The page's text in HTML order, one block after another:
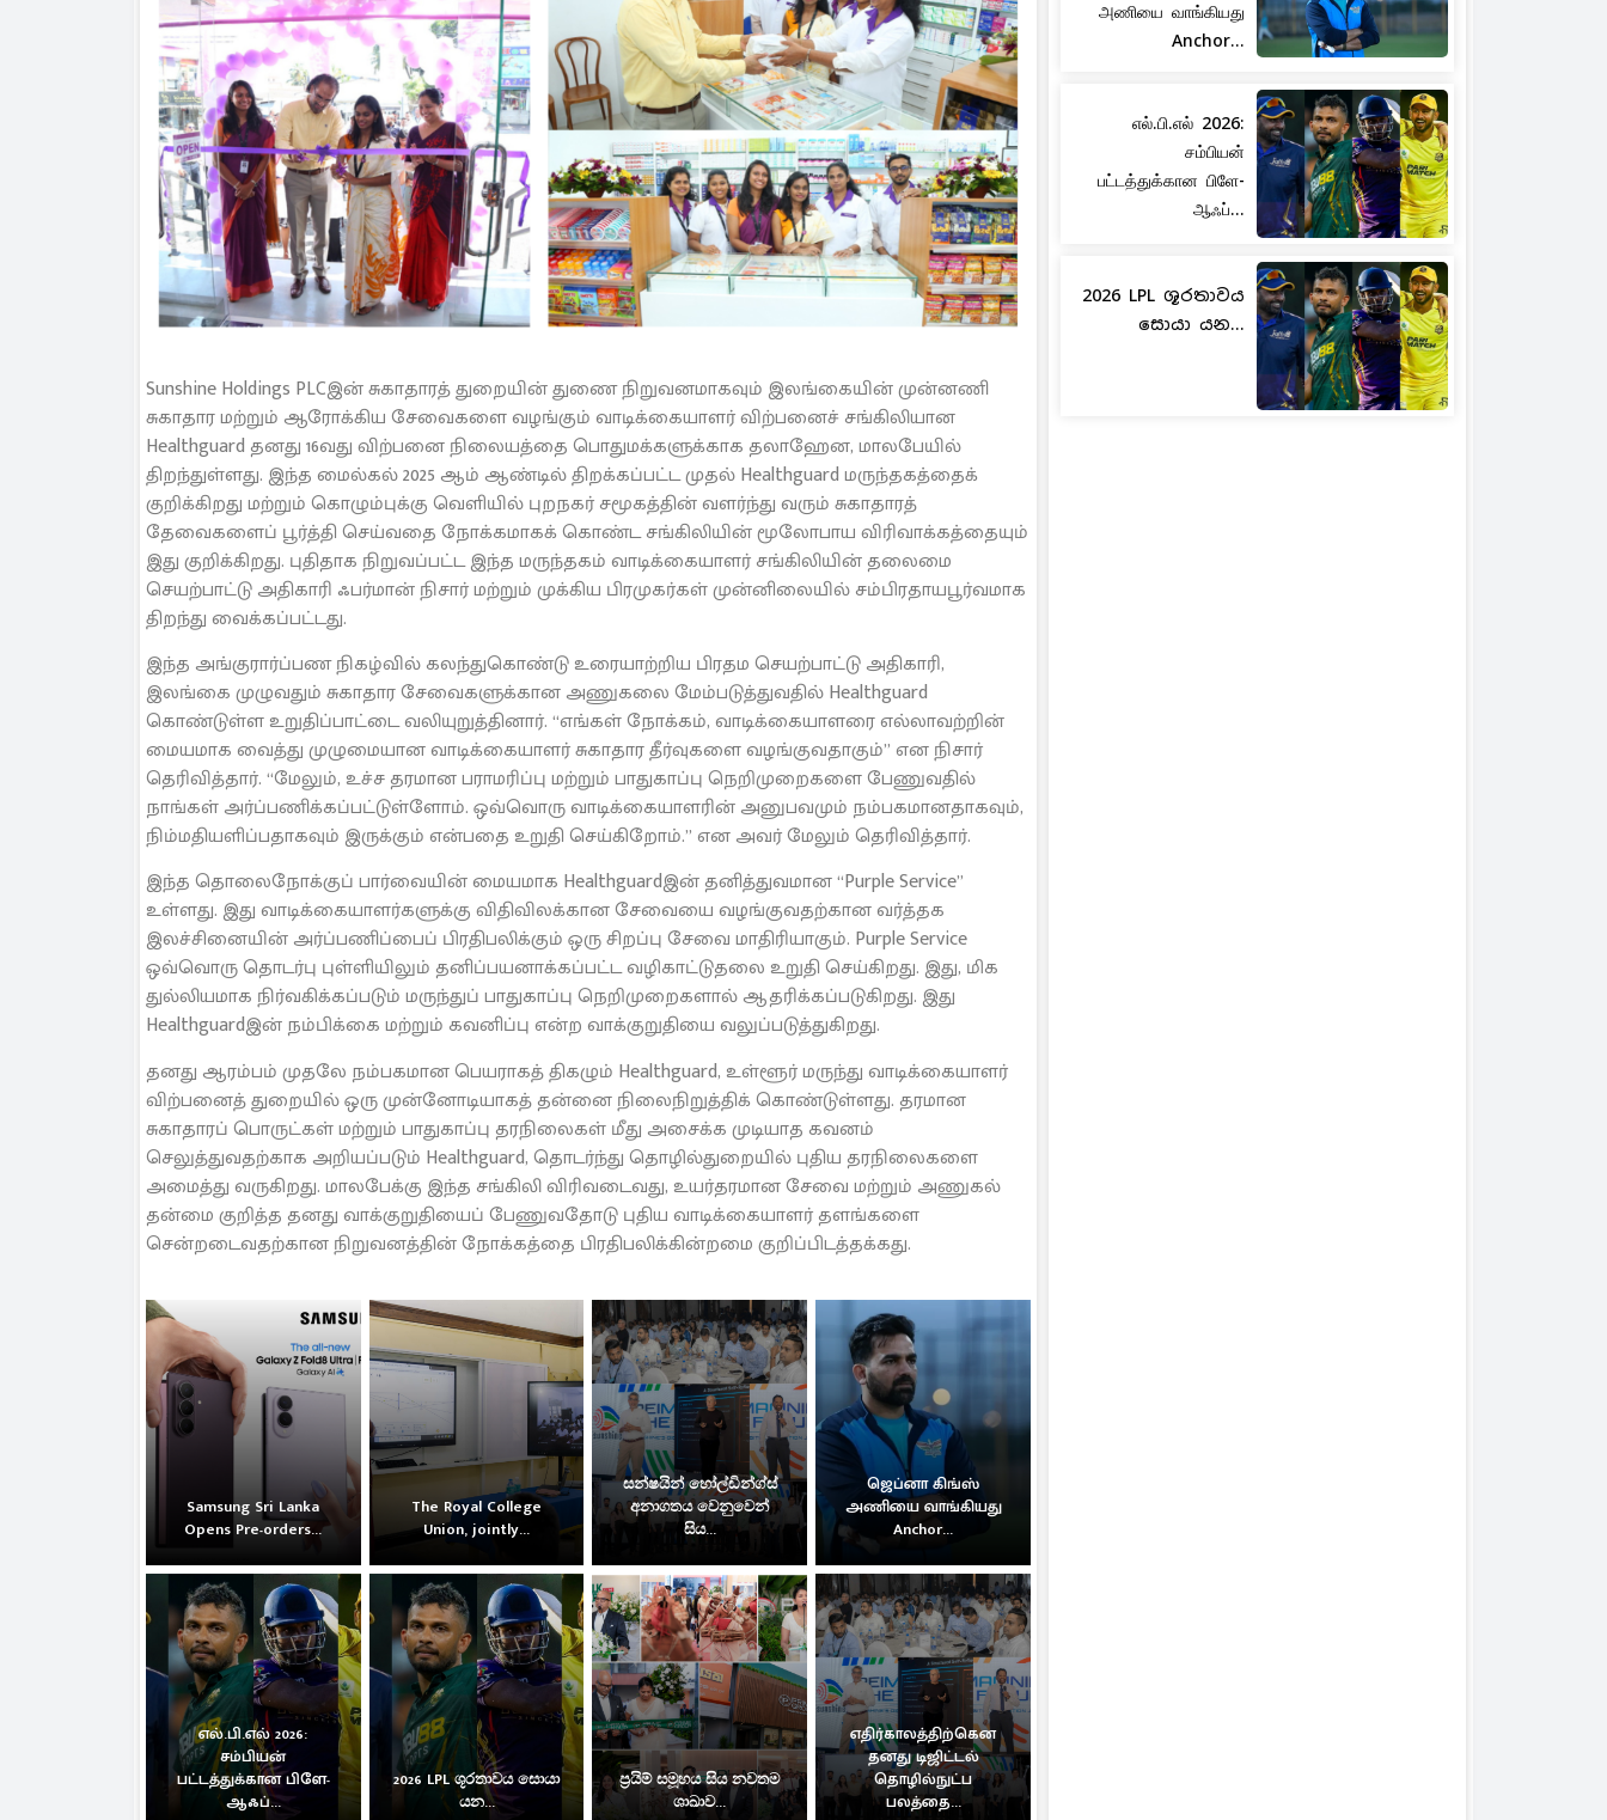
Sunshine Holdings PLCஇன் சுகாதாரத் துறையின் துணை நிறுவனமாகவும் இலங்கையின் முன்னணி
சுகாதார மற்றும் ஆரோக்கிய சேவைகளை வழங்கும் வாடிக்கையாளர் விற்பனைச் சங்கிலியான
Healthguard தனது 16வது விற்பனை நிலையத்தை பொதுமக்களுக்காக தலாஹேன, மாலபேயில்
திறந்துள்ளது. இந்த மைல்கல் 2025 ஆம் ஆண்டில் திறக்கப்பட்ட முதல் Healthguard மருந்தகத்தைக்
குறிக்கிறது மற்றும் கொழும்புக்கு வெளியில் புறநகர் சமூகத்தின் வளர்ந்து வரும் சுகாதாரத்
தேவைகளைப் பூர்த்தி செய்வதை நோக்கமாகக் கொண்ட சங்கிலியின் மூலோபாய விரிவாக்கத்தையும்
இது குறிக்கிறது. புதிதாக நிறுவப்பட்ட இந்த மருந்தகம் வாடிக்கையாளர் சங்கிலியின் தலைமை
செயற்பாட்டு அதிகாரி ஃபர்மான் நிசார் மற்றும் முக்கிய பிரமுகர்கள் முன்னிலையில் சம்பிரதாயபூர்வமாக
திறந்து வைக்கப்பட்டது.
இந்த அங்குரார்ப்பண நிகழ்வில் கலந்துகொண்டு உரையாற்றிய பிரதம செயற்பாட்டு அதிகாரி,
இலங்கை முழுவதும் சுகாதார சேவைகளுக்கான அணுகலை மேம்படுத்துவதில் Healthguard
கொண்டுள்ள உறுதிப்பாட்டை வலியுறுத்தினார். “எங்கள் நோக்கம், வாடிக்கையாளரை எல்லாவற்றின்
மையமாக வைத்து முழுமையான வாடிக்கையாளர் சுகாதார தீர்வுகளை வழங்குவதாகும்” என நிசார்
தெரிவித்தார். “மேலும், உச்ச தரமான பராமரிப்பு மற்றும் பாதுகாப்பு நெறிமுறைகளை பேணுவதில்
நாங்கள் அர்ப்பணிக்கப்பட்டுள்ளோம். ஒவ்வொரு வாடிக்கையாளரின் அனுபவமும் நம்பகமானதாகவும்,
நிம்மதியளிப்பதாகவும் இருக்கும் என்பதை உறுதி செய்கிறோம்.” என அவர் மேலும் தெரிவித்தார்.
இந்த தொலைநோக்குப் பார்வையின் மையமாக Healthguardஇன் தனித்துவமான “Purple Service”
உள்ளது. இது வாடிக்கையாளர்களுக்கு விதிவிலக்கான சேவையை வழங்குவதற்கான வர்த்தக
இலச்சினையின் அர்ப்பணிப்பைப் பிரதிபலிக்கும் ஒரு சிறப்பு சேவை மாதிரியாகும். Purple Service
ஒவ்வொரு தொடர்பு புள்ளியிலும் தனிப்பயனாக்கப்பட்ட வழிகாட்டுதலை உறுதி செய்கிறது. இது, மிக
துல்லியமாக நிர்வகிக்கப்படும் மருந்துப் பாதுகாப்பு நெறிமுறைகளால் ஆதரிக்கப்படுகிறது. இது
Healthguardஇன் நம்பிக்கை மற்றும் கவனிப்பு என்ற வாக்குறுதியை வலுப்படுத்துகிறது.
தனது ஆரம்பம் முதலே நம்பகமான பெயராகத் திகழும் Healthguard, உள்ளூர் மருந்து வாடிக்கையாளர்
விற்பனைத் துறையில் ஒரு முன்னோடியாகத் தன்னை நிலைநிறுத்திக் கொண்டுள்ளது. தரமான
சுகாதாரப் பொருட்கள் மற்றும் பாதுகாப்பு தரநிலைகள் மீது அசைக்க முடியாத கவனம்
செலுத்துவதற்காக அறியப்படும் Healthguard, தொடர்ந்து தொழில்துறையில் புதிய தரநிலைகளை
அமைத்து வருகிறது. மாலபேக்கு இந்த சங்கிலி விரிவடைவது, உயர்தரமான சேவை மற்றும் அணுகல்
தன்மை குறித்த தனது வாக்குறுதியைப் பேணுவதோடு புதிய வாடிக்கையாளர் தளங்களை
சென்றடைவதற்கான நிறுவனத்தின் நோக்கத்தை பிரதிபலிக்கின்றமை குறிப்பிடத்தக்கது.
Samsung Sri Lanka
Opens Pre-orders...
The Royal College
Union, jointly...
සන්ෂයින් හෝල්ඩින්ග්ස්
අනාගතය වෙනුවෙන්
සිය...
ஜெப்னா கிங்ஸ்
அணியை வாங்கியது
Anchor...
எல்.பி.எல் 2026:
சம்பியன்
பட்டத்துக்கான பிளே-
ஆஃப்...
2026 LPL ශූරතාවය සොයා
යන...
ප්‍රයිම් සමූහය සිය නවතම
ශාඛාව...
எதிர்காலத்திற்கென
தனது டிஜிட்டல்
தொழில்நுட்ப
பலத்தை...
அணியை வாங்கியது
Anchor...
எல்.பி.எல் 2026:
சம்பியன்
பட்டத்துக்கான பிளே-
ஆஃப்...
2026 LPL ශූරතාවය
සොයා යන...